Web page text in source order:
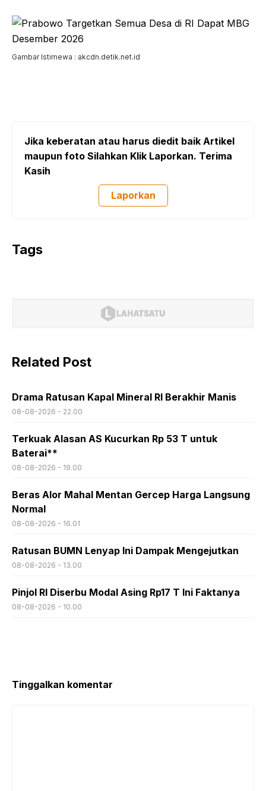
Gambar Istimewa : akcdn.detik.net.id
Jika keberatan atau harus diedit baik Artikel
maupun foto Silahkan Klik Laporkan. Terima
Kasih
Laporkan
Tags
Related Post
Drama Ratusan Kapal Mineral RI Berakhir Manis
08-08-2026 - 22.00
Terkuak Alasan AS Kucurkan Rp 53 T untuk
Baterai**
08-08-2026 - 19.00
Beras Alor Mahal Mentan Gercep Harga Langsung
Normal
08-08-2026 - 16.01
Ratusan BUMN Lenyap Ini Dampak Mengejutkan
08-08-2026 - 13.00
Pinjol RI Diserbu Modal Asing Rp17 T Ini Faktanya
08-08-2026 - 10.00
Tinggalkan komentar